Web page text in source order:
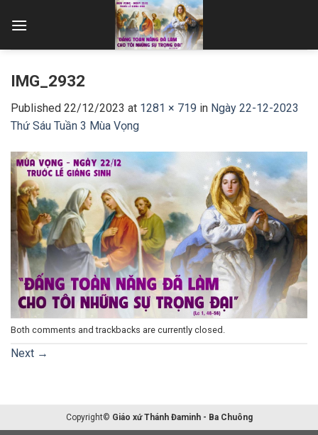
IMG_2932
Published 22/12/2023 at 1281 × 719 in Ngày 22-12-2023
Thứ Sáu Tuần 3 Mùa Vọng
Both comments and trackbacks are currently closed.
Next →
Copyright© Giáo xứ Thánh Đaminh - Ba Chuông